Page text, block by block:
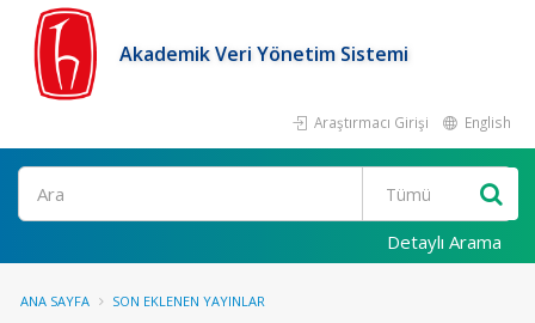
Akademik Veri Yönetim Sistemi
Araştırmacı Girişi English
Ara
Detaylı Arama
ANA SAYFA SON EKLENEN YAYINLAR